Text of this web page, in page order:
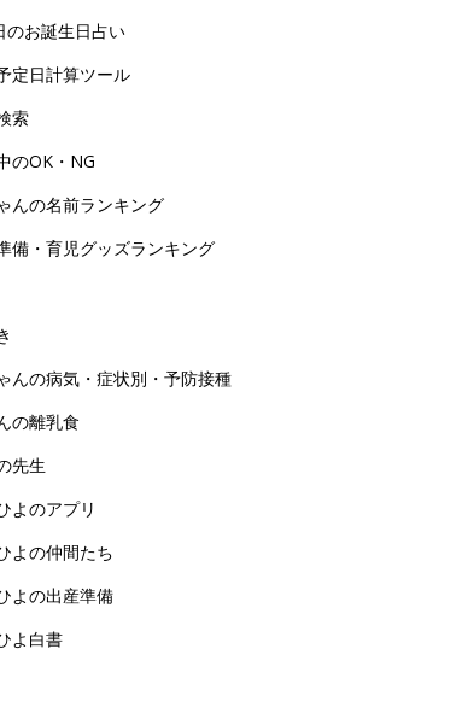
のお誕生日占い
定日計算ツール
索
のOK・NG
んの名前ランキング
備・育児グッズランキング
んの病気・症状別・予防接種
の離乳食
先生
よのアプリ
よの仲間たち
よの出産準備
よ白書